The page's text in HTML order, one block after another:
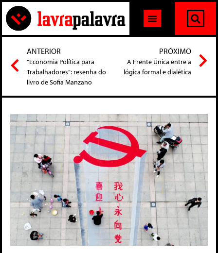
ANTERIOR
“Economia Política para
Trabalhadores”: resenha do
livro de Sofia Manzano
PRÓXIMO
A Frente Única entre a
lógica formal e dialética